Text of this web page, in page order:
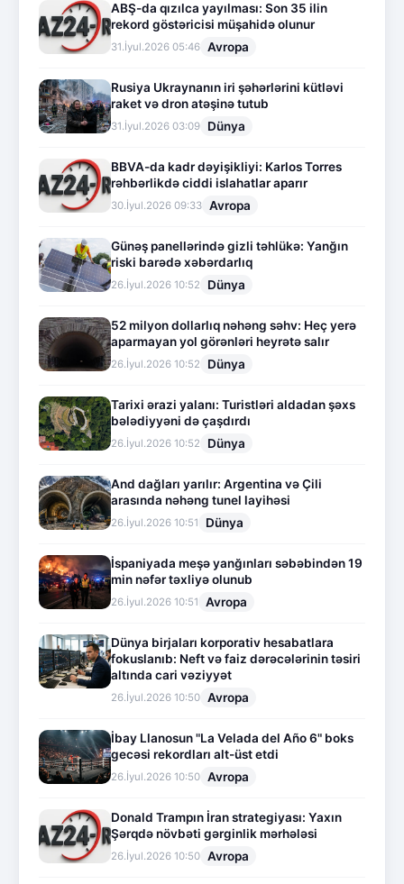
ABŞ-da qızılca yayılması: Son 35 ilin
rekord göstəricisi müşahidə olunur
31.İyul.2026 05:46 Avropa
Rusiya Ukraynanın iri şəhərlərini kütləvi
raket və dron atəşinə tutub
31.İyul.2026 03:09 Dünya
BBVA-da kadr dəyişikliyi: Karlos Torres
rəhbərlikdə ciddi islahatlar aparır
30.İyul.2026 09:33 Avropa
Günəş panellərində gizli təhlükə: Yanğın
riski barədə xəbərdarlıq
26.İyul.2026 10:52 Dünya
52 milyon dollarlıq nəhəng səhv: Heç yerə
aparmayan yol görənləri heyrətə salır
26.İyul.2026 10:52 Dünya
Tarixi ərazi yalanı: Turistləri aldadan şəxs
bələdiyyəni də çaşdırdı
26.İyul.2026 10:52 Dünya
And dağları yarılır: Argentina və Çili
arasında nəhəng tunel layihəsi
26.İyul.2026 10:51 Dünya
İspaniyada meşə yanğınları səbəbindən 19
min nəfər təxliyə olunub
26.İyul.2026 10:51 Avropa
Dünya birjaları korporativ hesabatlara
fokuslanıb: Neft və faiz dərəcələrinin təsiri
altında cari vəziyyət
26.İyul.2026 10:50 Avropa
İbay Llanosun "La Velada del Año 6" boks
gecəsi rekordları alt-üst etdi
26.İyul.2026 10:50 Avropa
Donald Trampın İran strategiyası: Yaxın
Şərqdə növbəti gərginlik mərhələsi
26.İyul.2026 10:50 Avropa